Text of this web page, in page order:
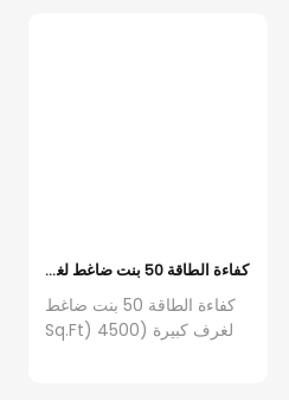
كفاءة الطاقة 50 بنت ضاغط لغرف كبيرة (4500 Sq.Ft) 24 ساعة موقت خزان المياه طفل قفل الصرف خرطوم مضخة الكهربائية
كفاءة الطاقة 50 بنت ضاغط
لغرف كبيرة (4500 Sq.Ft)